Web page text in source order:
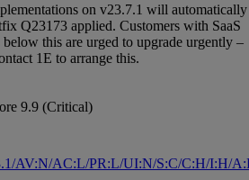
on v23.7.1 will automatically
Q23173 applied. Customers with SaaS
below this are urged to upgrade urgently –
1E to arrange this.
9.9 (Critical)
AV:N/AC:L/PR:L/UI:N/S:C/C:H/I:H/